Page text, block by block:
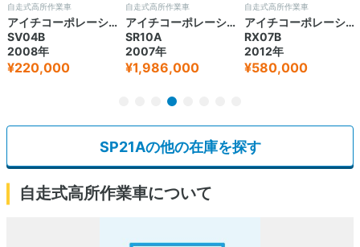
自走式高所作業車
アイチコーポレーション
SV04B
2008年
¥220,000
自走式高所作業車
アイチコーポレーション
SR10A
2007年
¥1,986,000
自走式高所作業車
アイチコーポレーション
RX07B
2012年
¥580,000
SP21Aの他の在庫を探す
自走式高所作業車について